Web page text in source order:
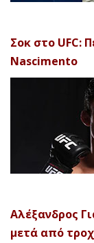
Σοκ στο UFC:
Nascimento
Αλέξανδρος
μετά από